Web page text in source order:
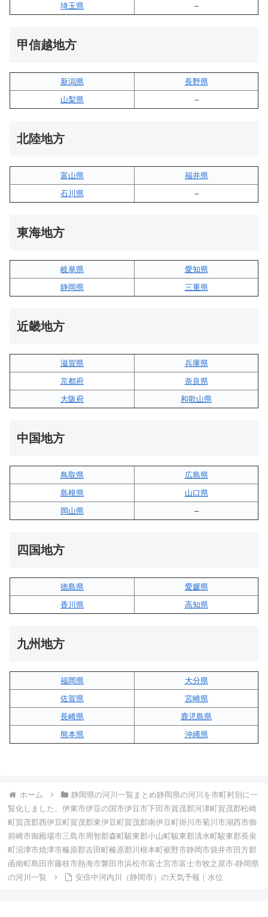
埼玉県
–
甲信越地方
新潟県
長野県
山梨県
–
北陸地方
富山県
福井県
石川県
–
東海地方
岐阜県
愛知県
静岡県
三重県
近畿地方
滋賀県
兵庫県
京都府
奈良県
大阪府
和歌山県
中国地方
鳥取県
広島県
島根県
山口県
岡山県
–
四国地方
徳島県
愛媛県
香川県
高知県
九州地方
福岡県
大分県
佐賀県
宮崎県
長崎県
鹿児島県
熊本県
沖縄県
ホーム
静岡県の河川一覧まとめ静岡県の河川を市町村別に一
覧化しました。伊東市伊豆の国市伊豆市下田市賀茂郡河津町賀茂郡松崎
町賀茂郡西伊豆町賀茂郡東伊豆町賀茂郡南伊豆町掛川市菊川市湖西市御
前崎市御殿場市三島市周智郡森町駿東郡小山町駿東郡清水町駿東郡長泉
町沼津市焼津市榛原郡吉田町榛原郡川根本町裾野市静岡市袋井市田方郡
函南町島田市藤枝市熱海市磐田市浜松市富士宮市富士市牧之原市-静岡県
の河川一覧
安倍中河内川（静岡市）の天気予報｜水位